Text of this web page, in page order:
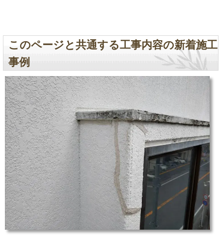
このページと共通する工事内容の新着施工
事例